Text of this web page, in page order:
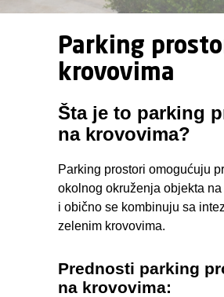
Parking
krovovima
Šta je to parking
na krovovima?
Parking prostori omogućuju
okolnog okruženja objekta
i obično se kombinuju sa
zelenim krovovima.
Prednosti parking
na krovovima: